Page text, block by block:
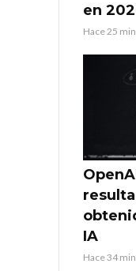
en
Hace 25
IA
Hace 34